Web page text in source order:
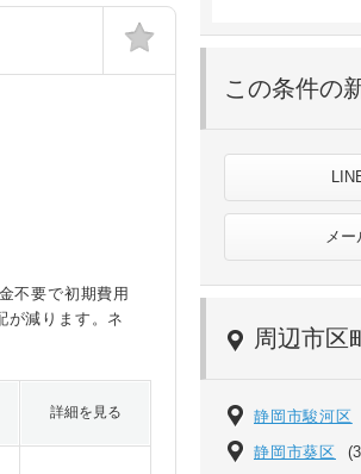
この条件の
メー
周辺市区
静岡市駿河区
静岡市葵区
不要で初期費用
が減ります。ネ
詳細を見る